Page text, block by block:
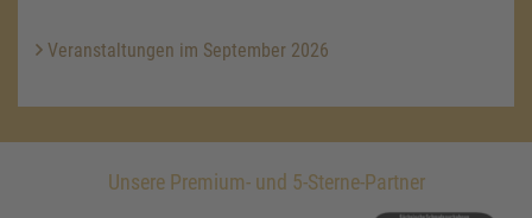
Veranstaltungen im September 2026
Unsere Premium- und 5-Sterne-Partner